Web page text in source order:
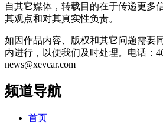
自其它媒体，转载目的在于传递更多
其观点和对其真实性负责。
如因作品内容、版权和其它问题需要
内进行，以便我们及时处理。电话：
news@xevcar.com
频道导航
首页